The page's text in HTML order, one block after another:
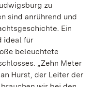
zu
sind anrührend und
Ein
ideal für
beleuchtete
„Zehn Meter
Hurst, der Leiter der